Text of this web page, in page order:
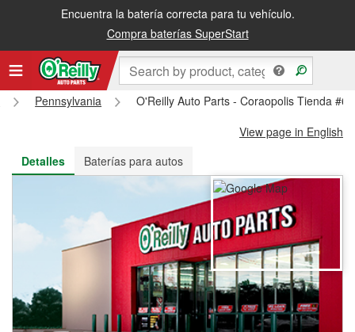
Encuentra la batería correcta para tu vehículo.
Compra baterías SuperStart
Recibe tu orden gratis al día siguiente o recógela en la tienda
Pennsylvania
O'Reilly Auto Parts - Coraopolis Tienda
View page in English
Detalles
Baterías para autos